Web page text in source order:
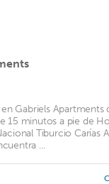
Gabriels Apartments
15 minutos a pie de
Tiburcio Carías
...